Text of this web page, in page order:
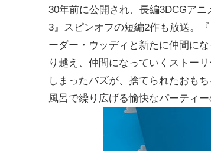
30年前に公開され、長編3DCGア
3』スピンオフの短編2作も放送。
ーダー・ウッディと新たに仲間に
り越え、仲間になっていくストー
しまったバズが、捨てられたおも
風呂で繰り広げる愉快なパーティー